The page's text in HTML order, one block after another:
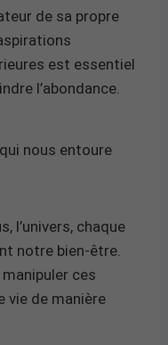
de sa propre
est essentiel
l’abondance.
nous entoure
l’univers, chaque
notre bien-être.
ces
vie de manière